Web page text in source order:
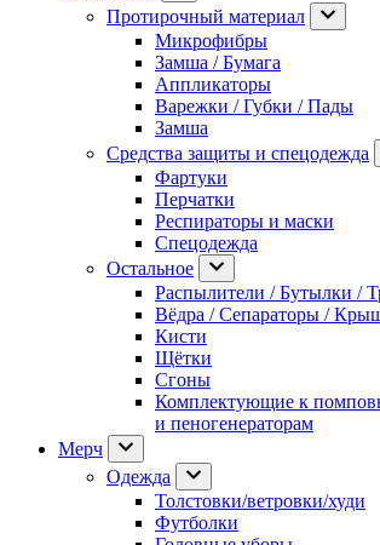
Протирочный материал
Микрофибры
Замша / Бумага
Аппликаторы
Варежки / Губки / Пады
Замша
Средства защиты и спецодежда
Фартуки
Перчатки
Респираторы и маски
Спецодежда
Остальное
Распылители / Бутылки /
Вёдра / Сепараторы /
Кисти
Щётки
Сгоны
Комплектующие к
и пеногенераторам
Мерч
Одежда
Толстовки/ветровки/худи
Футболки